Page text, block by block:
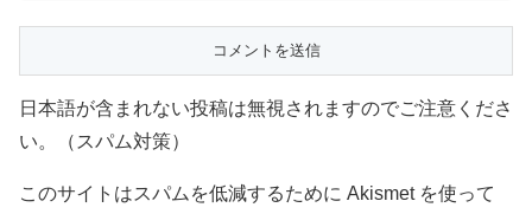
日本語が含まれない投稿は無視されますのでご注意くださ
い。（スパム対策）
このサイトはスパムを低減するために Akismet を使って